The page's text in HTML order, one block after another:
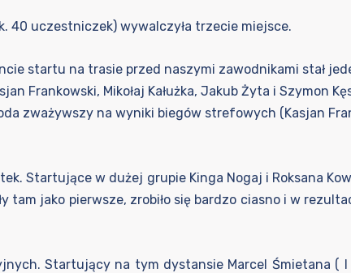
40 uczestniczek) wywalczyła trzecie miejsce.
startu na trasie przed naszymi zawodnikami stał
Frankowski, Mikołaj Kałużka, Jakub Żyta i Szymon
zważywszy na wyniki biegów strefowych (Kasjan
Startujące w dużej grupie Kinga Nogaj i Roksana
jako pierwsze, zrobiło się bardzo ciasno i w
Startujący na tym dystansie Marcel Śmietana (